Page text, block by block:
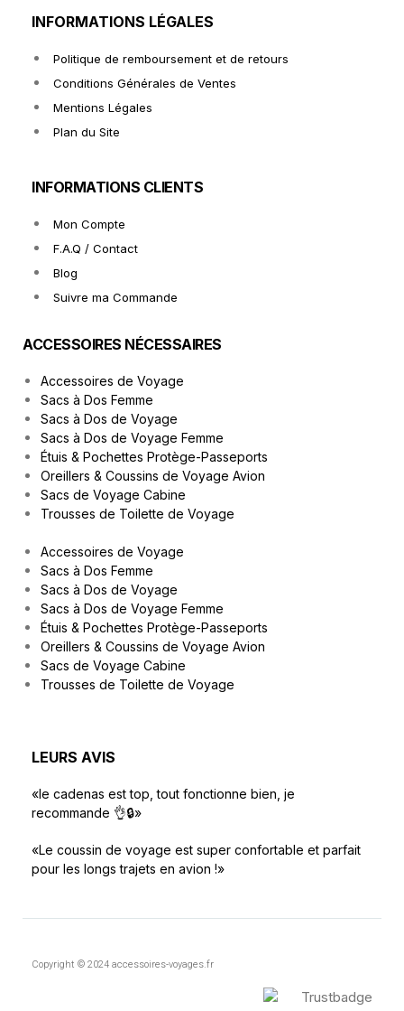
INFORMATIONS LÉGALES
Politique de remboursement et de retours
Conditions Générales de Ventes
Mentions Légales
Plan du Site
INFORMATIONS CLIENTS
Mon Compte
F.A.Q / Contact
Blog
Suivre ma Commande
ACCESSOIRES NÉCESSAIRES
Accessoires de Voyage
Sacs à Dos Femme
Sacs à Dos de Voyage
Sacs à Dos de Voyage Femme
Étuis & Pochettes Protège-Passeports
Oreillers & Coussins de Voyage Avion
Sacs de Voyage Cabine
Trousses de Toilette de Voyage
Accessoires de Voyage
Sacs à Dos Femme
Sacs à Dos de Voyage
Sacs à Dos de Voyage Femme
Étuis & Pochettes Protège-Passeports
Oreillers & Coussins de Voyage Avion
Sacs de Voyage Cabine
Trousses de Toilette de Voyage
LEURS AVIS
«le cadenas est top, tout fonctionne bien, je
recommande 👌🔒»
«Le coussin de voyage est super confortable et parfait
pour les longs trajets en avion !»
Copyright © 2024 accessoires-voyages.fr